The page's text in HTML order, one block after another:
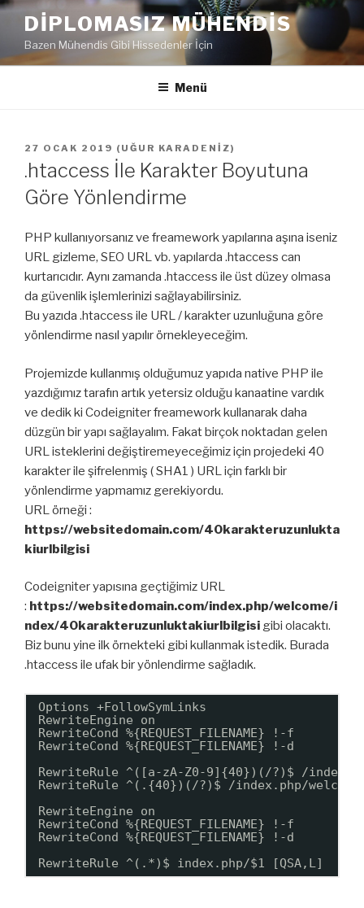
İçeriğe
DIPLOMASIZ MÜHENDIS
Bazen Mühendis Gibi Hissedenler İçin
Menü
YAYIM
TARIHI
27 OCAK 2019 ( UĞUR KARADENIZ)
.htaccess İle Karakter Boyutuna
Göre Yönlendirme
PHP kullanıyorsanız ve freamework yapılarına aşına iseniz
URL gizleme, SEO URL vb. yapılarda .htaccess can
kurtarıcıdır. Aynı zamanda .htaccess ile üst düzey olmasa
da güvenlik işlemlerinizi sağlayabilirsiniz.
Bu yazıda .htaccess ile URL / karakter uzunluğuna göre
yönlendirme nasıl yapılır örnekleyeceğim.
Projemizde kullanmış olduğumuz yapıda native PHP ile
yazdığımız tarafın artık yetersiz olduğu kanaatine vardık
ve dedik ki Codeigniter freamework kullanarak daha
düzgün bir yapı sağlayalım. Fakat birçok noktadan gelen
URL isteklerini değiştiremeyeceğimiz için projedeki 40
karakter ile şifrelenmiş ( SHA1 ) URL için farklı bir
yönlendirme yapmamız gerekiyordu.
URL örneği :
https://websitedomain.com/40karakteruzunlukta
kiurlbilgisi
Codeigniter yapısına geçtiğimiz URL
: https://websitedomain.com/index.php/welcome/i
ndex/40karakteruzunluktakiurlbilgisi gibi olacaktı.
Biz bunu yine ilk örnekteki gibi kullanmak istedik. Burada
.htaccess ile ufak bir yönlendirme sağladık.
Options +FollowSymLinks
RewriteEngine on
RewriteCond %{REQUEST_FILENAME} !-f
RewriteCond %{REQUEST_FILENAME} !-d
RewriteRule ^([a-zA-Z0-9]{40})(/?)$ /
RewriteRule ^(.{40})(/?)$ /index.php/
RewriteEngine on
RewriteCond %{REQUEST_FILENAME} !-f
RewriteCond %{REQUEST_FILENAME} !-d
RewriteRule ^(.*)$ index.php/$1 [QSA,L]